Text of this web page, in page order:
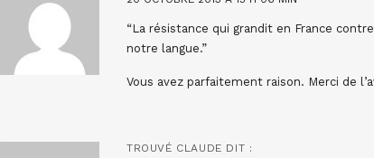
“La résistance qui grandit en France
notre langue.”
Vous avez parfaitement raison. Merci de
TROUVÉ CLAUDE DIT :